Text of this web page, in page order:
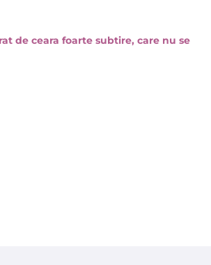
de ceara foarte subtire, care nu se